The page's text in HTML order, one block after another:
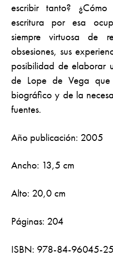
escribir tanto?
escritura por esa
siempre virtuosa de
obsesiones, sus
posibilidad de elaborar
de Lope de Vega
biográfico y de la
fuentes.
Año publicación: 2005
Ancho: 13,5 cm
Alto: 20,0 cm
Páginas: 204
ISBN: 978-84-96045-